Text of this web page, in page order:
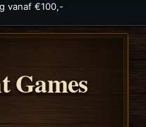
puzzels en TCGs
Games